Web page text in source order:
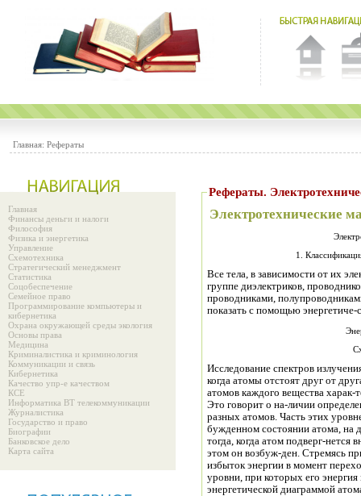
Главная: Рефераты
Главная
Финансы деньги и налоги
Философия
Физика и энергетика
Управление
Схемотехника
Стратегический менеджмент
Статистика
Соцобеспечение
Семейное право
Программирование компьютеры и
кибернетика
Охрана окружающей среды экология
Основы права
Медицина
Криминалистика и криминология
Коммуникации и связь
Кибернетика
Качество упр-е качеством
КСЕ
Информатика ВТ телекоммуникации
Журналистика
Государство и право
Биографии
Банковское дело
Карта сайта
Рефераты.
Электротехнические
1.
Все тела, в зависимости от их
группе диэлектриков,
проводниками,
показать с помощью
Исследование спектров
когда атомы отстоят друг от
атомов каждого вещества
Это говорит о на-личии определенных энерге-тических состояний
разных атомов. Часть этих
бужденном состоянии атома, на других электроны могут находиться только
тогда, когда атом подверг-нется внешнему энергетическому воздействию; при
этом он возбуж-ден. Стремясь
избыток энергии в момент
уровни, при которых его
энергетической диаграммой